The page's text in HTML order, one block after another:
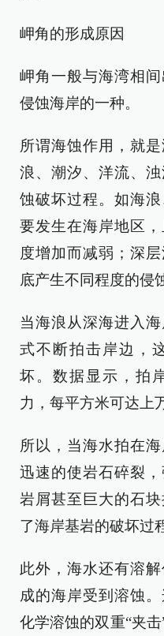
岬角的形成原因
岬角一般与海湾相
侵蚀海岸的一种。
所谓海蚀作用，就
浪、潮汐、洋流、
蚀破坏过程。如海
要发生在海岸地区
度增加而减弱；深
底产生不同程度的侵
当海浪从深海进入
式不断拍击岸边，
坏。数据显示，拍
力，每平方米可达上
所以，当海水拍在
迅速的使岩石碎裂
岩屑甚至巨大的石
了海岸基岩的破坏过
此外，海水还有溶
成的海岸受到溶蚀
化学溶蚀的双重“夹